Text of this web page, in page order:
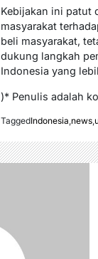
Kebijakan ini patut
masyarakat
beli masyarakat,
dukung langkah
Indonesia yang
)* Penulis adalah
TaggedIndonesia,news,